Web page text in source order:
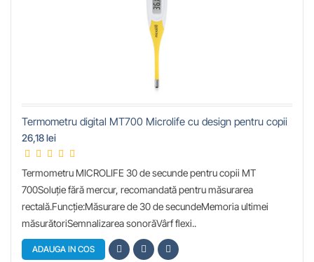
Termometru digital MT700 Microlife cu design pentru copii
26,18 lei
Termometru MICROLIFE 30 de secunde pentru copii MT
700Soluție fără mercur, recomandată pentru măsurarea
rectală.Funcţie:Măsurare de 30 de secundeMemoria ultimei
măsurătoriSemnalizarea sonorăVârf flexi..
ADAUGA IN COS